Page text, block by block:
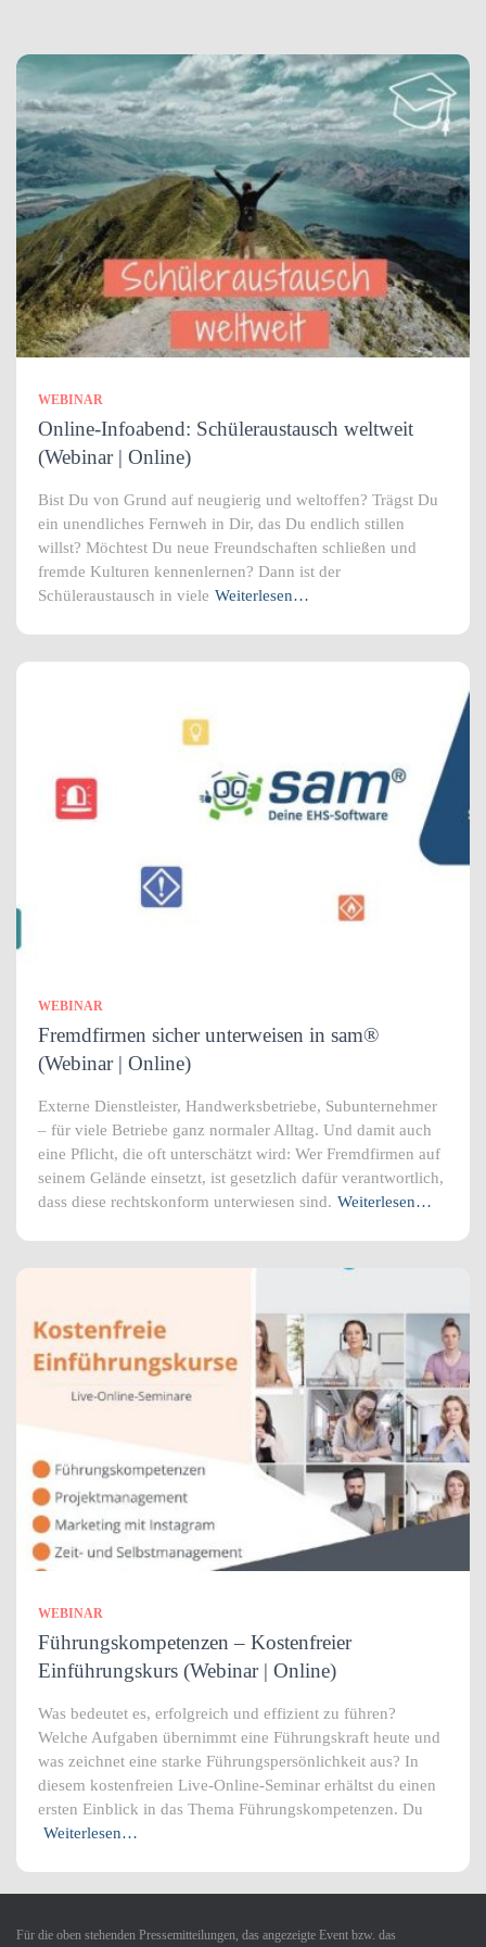
WEBINAR
Online-Infoabend: Schüleraustausch weltweit
(Webinar | Online)
Bist Du von Grund auf neugierig und weltoffen? Trägst Du
ein unendliches Fernweh in Dir, das Du endlich stillen
willst? Möchtest Du neue Freundschaften schließen und
fremde Kulturen kennenlernen? Dann ist der
Schüleraustausch in viele Weiterlesen…
WEBINAR
Fremdfirmen sicher unterweisen in sam®
(Webinar | Online)
Externe Dienstleister, Handwerksbetriebe, Subunternehmer
– für viele Betriebe ganz normaler Alltag. Und damit auch
eine Pflicht, die oft unterschätzt wird: Wer Fremdfirmen auf
seinem Gelände einsetzt, ist gesetzlich dafür verantwortlich,
dass diese rechtskonform unterwiesen sind. Weiterlesen…
WEBINAR
Führungskompetenzen – Kostenfreier
Einführungskurs (Webinar | Online)
Was bedeutet es, erfolgreich und effizient zu führen?
Welche Aufgaben übernimmt eine Führungskraft heute und
was zeichnet eine starke Führungspersönlichkeit aus? In
diesem kostenfreien Live-Online-Seminar erhältst du einen
ersten Einblick in das Thema Führungskompetenzen. Du
Weiterlesen…
Für die oben stehenden Pressemitteilungen, das angezeigte Event bzw. das